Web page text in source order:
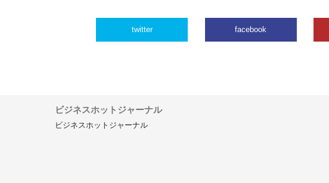
twitter facebook
ビジネスホットジャーナル
ビジネスホットジャーナル